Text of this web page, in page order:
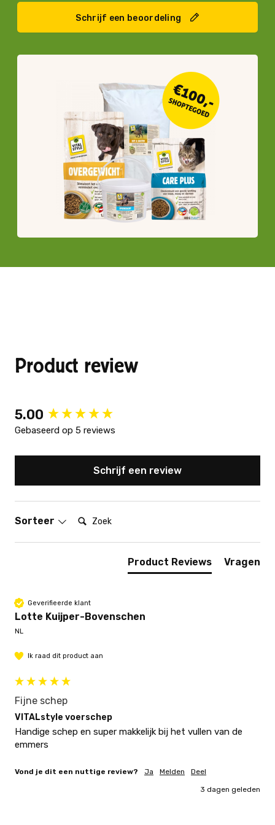
Schrijf een beoordeling
Product review
5.00
Gebaseerd op 5 reviews
Schrijf een review
Sorteer Zoek:
Product Reviews Vragen
Geverifieerde klant
Lotte Kuijper-Bovenschen
NL
Ik raad dit product aan
Fijne schep
VITALstyle voerschep
Handige schep en super makkelijk bij het vullen van de
emmers
Vond je dit een nuttige review? Ja Melden Deel
3 dagen geleden
New content loaded